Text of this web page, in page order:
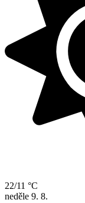
22/11 °C
neděle 9. 8.